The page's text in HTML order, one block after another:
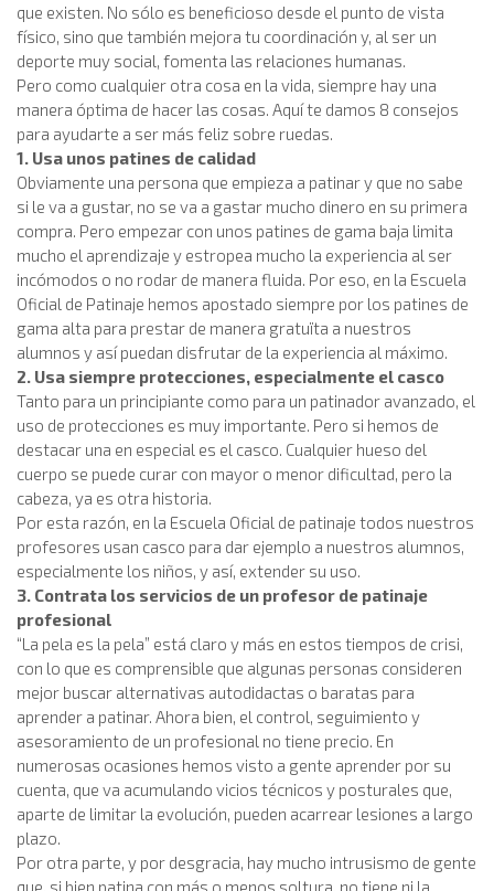
que existen. No sólo es beneficioso desde el punto de vista
físico, sino que también mejora tu coordinación y, al ser un
deporte muy social, fomenta las relaciones humanas.
Pero como cualquier otra cosa en la vida, siempre hay una
manera óptima de hacer las cosas. Aquí te damos 8 consejos
para ayudarte a ser más feliz sobre ruedas.
1. Usa unos patines de calidad
Obviamente una persona que empieza a patinar y que no sabe
si le va a gustar, no se va a gastar mucho dinero en su primera
compra. Pero empezar con unos patines de gama baja limita
mucho el aprendizaje y estropea mucho la experiencia al ser
incómodos o no rodar de manera fluida. Por eso, en la Escuela
Oficial de Patinaje hemos apostado siempre por los patines de
gama alta para prestar de manera gratuïta a nuestros
alumnos y así puedan disfrutar de la experiencia al máximo.
2. Usa siempre protecciones, especialmente el casco
Tanto para un principiante como para un patinador avanzado, el
uso de protecciones es muy importante. Pero si hemos de
destacar una en especial es el casco. Cualquier hueso del
cuerpo se puede curar con mayor o menor dificultad, pero la
cabeza, ya es otra historia.
Por esta razón, en la Escuela Oficial de patinaje todos nuestros
profesores usan casco para dar ejemplo a nuestros alumnos,
especialmente los niños, y así, extender su uso.
3. Contrata los servicios de un profesor de patinaje
profesional
“La pela es la pela” está claro y más en estos tiempos de crisi,
con lo que es comprensible que algunas personas consideren
mejor buscar alternativas autodidactas o baratas para
aprender a patinar. Ahora bien, el control, seguimiento y
asesoramiento de un profesional no tiene precio. En
numerosas ocasiones hemos visto a gente aprender por su
cuenta, que va acumulando vicios técnicos y posturales que,
aparte de limitar la evolución, pueden acarrear lesiones a largo
plazo.
Por otra parte, y por desgracia, hay mucho intrusismo de gente
que, si bien patina con más o menos soltura, no tiene ni la